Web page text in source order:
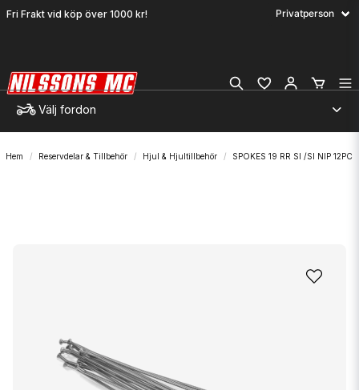
Fri Frakt vid köp över 1000 kr!
Välj fordon
Hem Reservdelar & Tillbehör Hjul & Hjultillbehör SPOKES 19 RR SI /SI NIP 12PC